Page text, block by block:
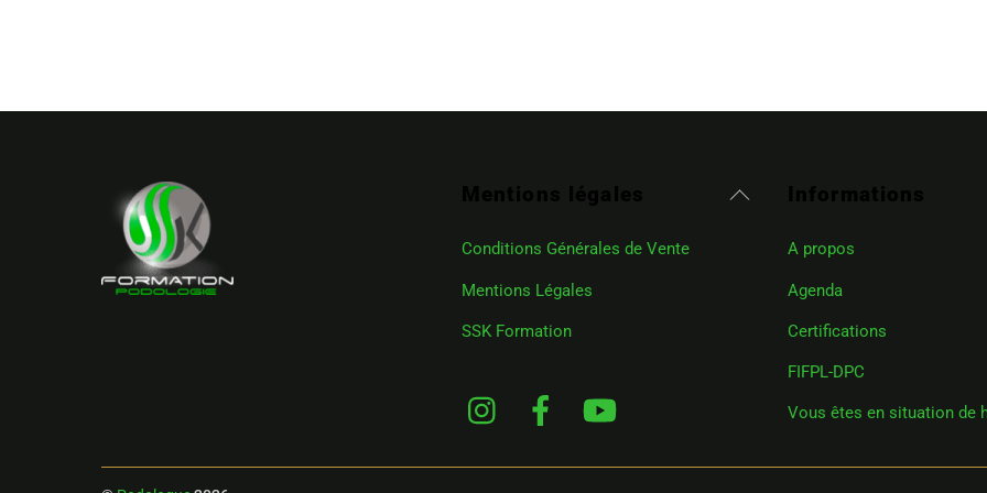
Back
Conditions Générales de Vente
Mentions Légales
SSK Formation
Instagram
A propos
Agenda
Certifications
FIFPL-DPC
Vous êtes en situation de